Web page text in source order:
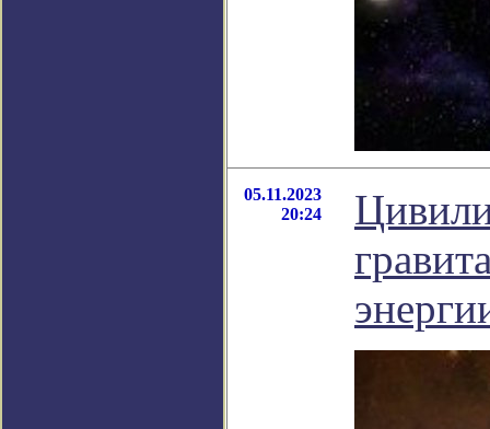
05.11.2023
20:24